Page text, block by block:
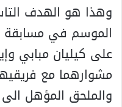
وهذا هو الهدف
الموسم في مسابقة
على كيليان مبابي
مشوارهما مع
والملحق المؤهل الى